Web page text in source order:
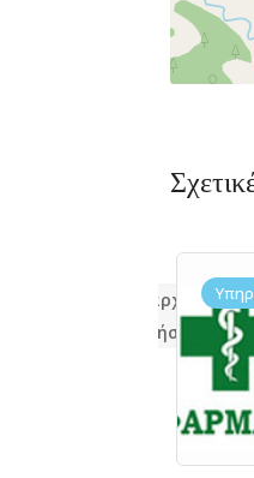
Δεν υπάρχουν
αξιολογήσεις